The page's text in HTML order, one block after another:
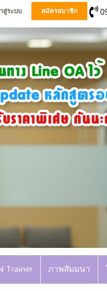
สู่ระบบ สมัครสมาชิก
Trainer ภาพสัมมนา